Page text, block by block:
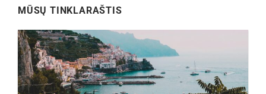
MŪSŲ TINKLARAŠTIS